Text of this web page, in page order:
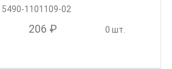
5490-1101109-02
206 ₽ 0 шт.